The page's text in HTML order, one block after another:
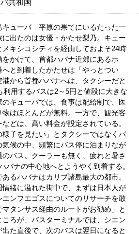
共和国
キューバ 平原の果てにいるたった一
に出たのは女優・かたせ梨乃。キュー
キシコシティを経由しておよそ24時
かけて、首都ハバナ近郊にあるホ
と到着したかたせは「やっとつい
から首都ハバナへは、タクシーだと
利用するバスは2～5円と値段に大きな
キューバでは、食事は配給制で、医
はほとんどが無料。一方で、観光客
どは、高い料金が設定されている。
子を見たい」とタクシーではなくバ
気候の中、頻繁にバス停に泊まりなが
バス。クーラーも無く、疲れと暑さ
バナの中心地へとようやく到着する。
るハバナはカリブ諸島最大の都市。
情緒に溢れた街中で、まずは日本人が
ンフエゴスについてのリサーチを敢
タンサス経由のルートがお勧め」と
ろが、バスターミナルでは、シエン
た直後で、次のバスは翌日になると